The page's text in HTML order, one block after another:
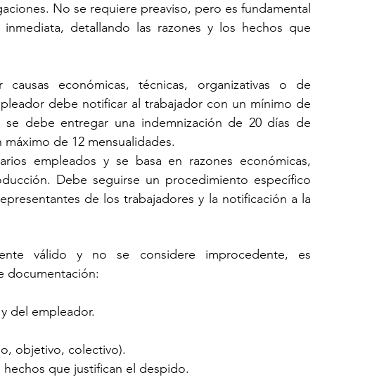
No se requiere preaviso, pero es fundamental
detallando las razones y los hechos que
económicas, técnicas, organizativas o de
debe notificar al trabajador con un mínimo de
se debe entregar una indemnización de 20 días de
de 12 mensualidades.
empleados y se basa en razones económicas,
Debe seguirse un procedimiento específico
de los trabajadores y la notificación a la
válido y no se considere improcedente, es
documentación:
del empleador.
objetivo, colectivo).
que justifican el despido.